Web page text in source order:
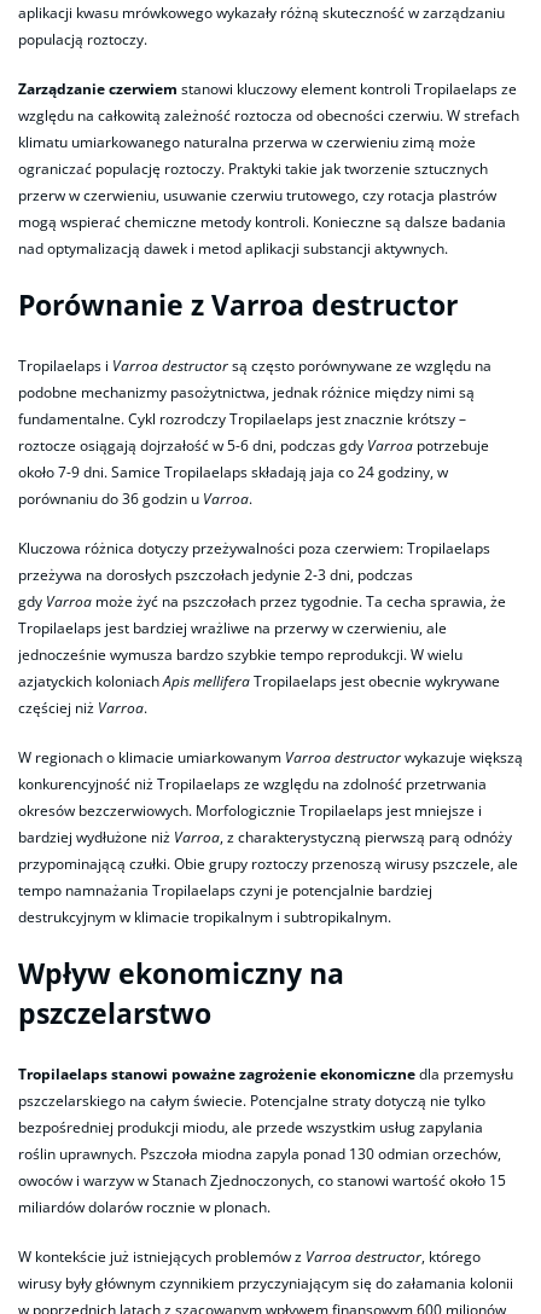
aplikacji kwasu mrówkowego wykazały różną skuteczność w zarządzaniu
populacją roztoczy.
Zarządzanie czerwiem stanowi kluczowy element kontroli Tropilaelaps ze
względu na całkowitą zależność roztocza od obecności czerwiu. W strefach
klimatu umiarkowanego naturalna przerwa w czerwieniu zimą może
ograniczać populację roztoczy. Praktyki takie jak tworzenie sztucznych
przerw w czerwieniu, usuwanie czerwiu trutowego, czy rotacja plastrów
mogą wspierać chemiczne metody kontroli. Konieczne są dalsze badania
nad optymalizacją dawek i metod aplikacji substancji aktywnych.​
Porównanie z Varroa destructor
Tropilaelaps i Varroa destructorsą często porównywane ze względu na
podobne mechanizmy pasożytnictwa, jednak różnice między nimi są
fundamentalne. Cykl rozrodczy Tropilaelaps jest znacznie krótszy –
roztocze osiągają dojrzałość w 5-6 dni, podczas gdy Varroa potrzebuje
około 7-9 dni. Samice Tropilaelaps składają jaja co 24 godziny, w
porównaniu do 36 godzin u Varroa.
Kluczowa różnica dotyczy przeżywalności poza czerwiem: Tropilaelaps
przeżywa na dorosłych pszczołach jedynie 2-3 dni, podczas
gdy Varroa może żyć na pszczołach przez tygodnie. Ta cecha sprawia, że
Tropilaelaps jest bardziej wrażliwe na przerwy w czerwieniu, ale
jednocześnie wymusza bardzo szybkie tempo reprodukcji. W wielu
azjatyckich koloniachApis melliferaTropilaelaps jest obecnie wykrywane
częściej niż Varroa.
W regionach o klimacie umiarkowanym Varroa destructorwykazuje większą
konkurencyjność niż Tropilaelaps ze względu na zdolność przetrwania
okresów bezczerwiowych. Morfologicznie Tropilaelaps jest mniejsze i
bardziej wydłużone niż Varroa, z charakterystyczną pierwszą parą odnóży
przypominającą czułki. Obie grupy roztoczy przenoszą wirusy pszczele, ale
tempo namnażania Tropilaelaps czyni je potencjalnie bardziej
destrukcyjnym w klimacie tropikalnym i subtropikalnym.
Wpływ ekonomiczny na
pszczelarstwo
Tropilaelaps stanowi poważne zagrożenie ekonomicznedla przemysłu
pszczelarskiego na całym świecie. Potencjalne straty dotyczą nie tylko
bezpośredniej produkcji miodu, ale przede wszystkim usług zapylania
roślin uprawnych. Pszczoła miodna zapyla ponad 130 odmian orzechów,
owoców i warzyw w Stanach Zjednoczonych, co stanowi wartość około 15
miliardów dolarów rocznie w plonach.
W kontekście już istniejących problemów z Varroa destructor, którego
wirusy były głównym czynnikiem przyczyniającym się do załamania kolonii
w poprzednich latach z szacowanym wpływem finansowym 600 milionów